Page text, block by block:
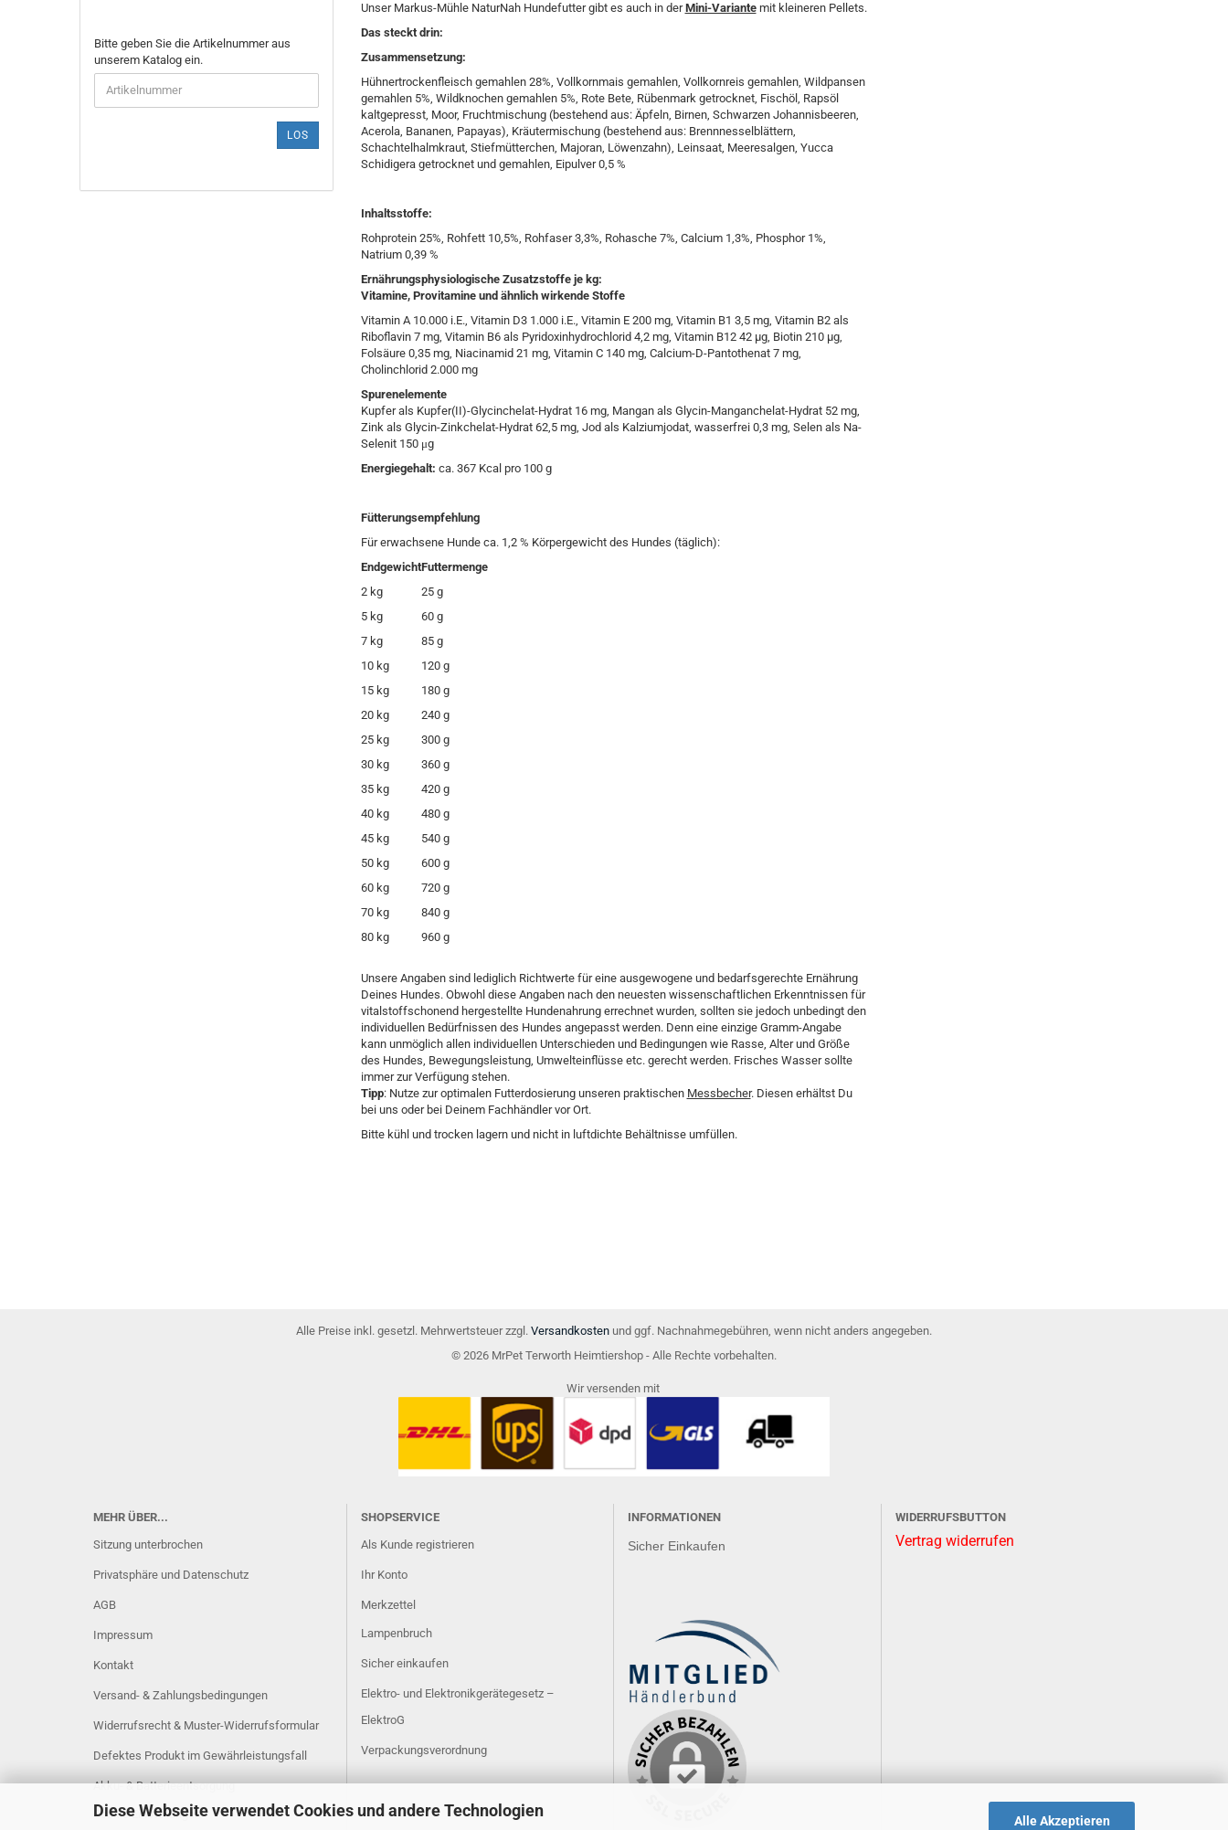
Diese Webseite verwendet Cookies und andere Technologien
Alle Akzeptieren
Unser Markus-Mühle NaturNah Hundefutter gibt es auch in derMini-Variantemit kleineren Pellets.
Das steckt drin:
Zusammensetzung:
Hühnertrockenfleisch gemahlen 28%, Vollkornmais gemahlen, Vollkornreis gemahlen, Wildpansen
gemahlen 5%, Wildknochen gemahlen 5%, Rote Bete, Rübenmark getrocknet, Fischöl, Rapsöl
kaltgepresst, Moor, Fruchtmischung (bestehend aus: Äpfeln, Birnen, Schwarzen Johannisbeeren,
Acerola, Bananen, Papayas), Kräutermischung (bestehend aus: Brennnesselblättern,
Schachtelhalmkraut, Stiefmütterchen, Majoran, Löwenzahn), Leinsaat, Meeresalgen, Yucca
Schidigera getrocknet und gemahlen, Eipulver 0,5 %
Inhaltsstoffe:
Rohprotein 25%, Rohfett 10,5%, Rohfaser 3,3%, Rohasche 7%, Calcium 1,3%, Phosphor 1%,
Natrium 0,39 %
Ernährungsphysiologische Zusatzstoffe je kg:
Vitamine, Provitamine und ähnlich wirkende Stoffe
Vitamin A 10.000 i.E., Vitamin D3 1.000 i.E., Vitamin E 200 mg, Vitamin B1 3,5 mg, Vitamin B2 als
Riboflavin 7 mg, Vitamin B6 als Pyridoxinhydrochlorid 4,2 mg, Vitamin B12 42 µg, Biotin 210 µg,
Folsäure 0,35 mg, Niacinamid 21 mg, Vitamin C 140 mg, Calcium-D-Pantothenat 7 mg,
Cholinchlorid 2.000 mg
Spurenelemente
Kupfer als Kupfer(II)-Glycinchelat-Hydrat 16 mg, Mangan als Glycin-Manganchelat-Hydrat 52 mg,
Zink als Glycin-Zinkchelat-Hydrat 62,5 mg, Jod als Kalziumjodat, wasserfrei 0,3 mg, Selen als Na-
Selenit 150 μg
Energiegehalt: ca. 367 Kcal pro 100 g
Fütterungsempfehlung
Für erwachsene Hunde ca. 1,2 % Körpergewicht des Hundes (täglich):
EndgewichtFuttermenge
2 kg
25 g
5 kg
60 g
7 kg
85 g
10 kg
120 g
15 kg
180 g
20 kg
240 g
25 kg
300 g
30 kg
360 g
35 kg
420 g
40 kg
480 g
45 kg
540 g
50 kg
600 g
60 kg
720 g
70 kg
840 g
80 kg
960 g
Unsere Angaben sind lediglich Richtwerte für eine ausgewogene und bedarfsgerechte Ernährung
Deines Hundes. Obwohl diese Angaben nach den neuesten wissenschaftlichen Erkenntnissen für
vitalstoffschonend hergestellte Hundenahrung errechnet wurden, sollten sie jedoch unbedingt den
individuellen Bedürfnissen des Hundes angepasst werden. Denn eine einzige Gramm-Angabe
kann unmöglich allen individuellen Unterschieden und Bedingungen wie Rasse, Alter und Größe
des Hundes, Bewegungsleistung, Umwelteinflüsse etc. gerecht werden. Frisches Wasser sollte
immer zur Verfügung stehen.
Tipp: Nutze zur optimalen Futterdosierung unseren praktischen Messbecher. Diesen erhältst Du
bei uns oder bei Deinem Fachhändler vor Ort.
Bitte kühl und trocken lagern und nicht in luftdichte Behältnisse umfüllen.
BITTE
GEBEN
SIE
DIE
ARTIKELNUMMER
Bitte geben Sie die Artikelnummer aus
unserem Katalog ein.
LOS
Alle Preise inkl. gesetzl. Mehrwertsteuer zzgl. Versandkosten und ggf. Nachnahmegebühren, wenn nicht anders angegeben.
© 2026 MrPet Terworth Heimtiershop - Alle Rechte vorbehalten.
Wir versenden mit
MEHR ÜBER...
Sitzung unterbrochen
Privatsphäre und Datenschutz
AGB
Impressum
Kontakt
Versand- & Zahlungsbedingungen
Widerrufsrecht & Muster-Widerrufsformular
Defektes Produkt im Gewährleistungsfall
Akku- & Batterieentsorgung
Cookie Einstellungen
SHOPSERVICE
Als Kunde registrieren
Ihr Konto
Merkzettel
Lampenbruch
Sicher einkaufen
Elektro- und Elektronikgerätegesetz –
ElektroG
Verpackungsverordnung
INFORMATIONEN
Sicher Einkaufen
WIDERRUFSBUTTON
Vertrag widerrufen